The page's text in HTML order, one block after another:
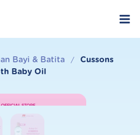
Bayi & Batita /
Cussons
Baby Oil